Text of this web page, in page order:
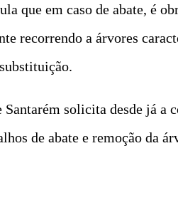
que em caso de abate, é
recorrendo a árvores
solicita desde já a
de abate e remoção da